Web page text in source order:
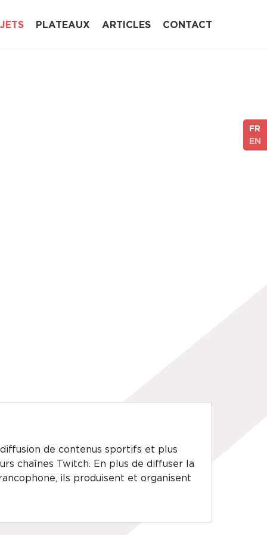
PLATEAUX ARTICLES CONTACT
FR
EN
de contenus sportifs et plus
chaînes Twitch. En plus de diffuser la
ils produisent et organisent